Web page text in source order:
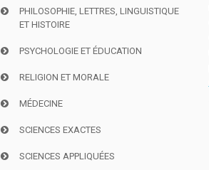
PHILOSOPHIE, LETTRES, LINGUISTIQUE
ET HISTOIRE
PSYCHOLOGIE ET ÉDUCATION
RELIGION ET MORALE
MÉDECINE
SCIENCES EXACTES
SCIENCES APPLIQUÉES